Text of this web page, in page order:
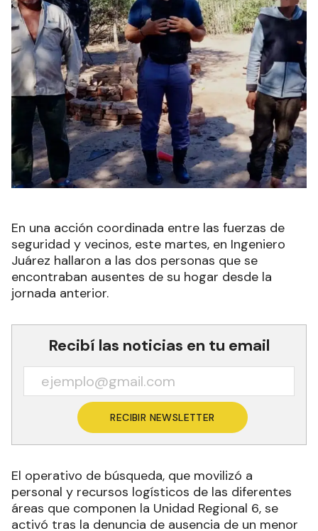
En una acción coordinada entre las fuerzas de
seguridad y vecinos, este martes, en Ingeniero
Juárez hallaron a las dos personas que se
encontraban ausentes de su hogar desde la
jornada anterior.
Recibí las noticias en tu email
RECIBIR NEWSLETTER
El operativo de búsqueda, que movilizó a
personal y recursos logísticos de las diferentes
áreas que componen la Unidad Regional 6, se
activó tras la denuncia de ausencia de un menor